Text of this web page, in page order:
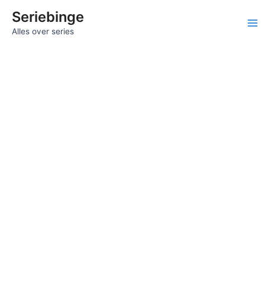
naarSeriebinge
Alles over series